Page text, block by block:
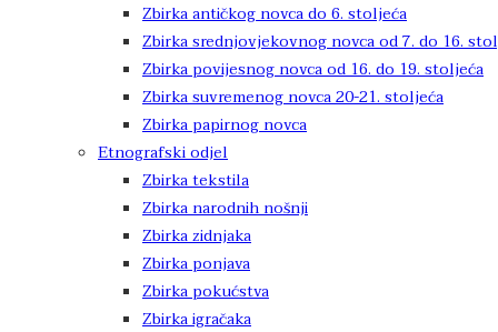
Zbirka antičkog novca do 6. stoljeća
Zbirka srednjovjekovnog novca od 7. do 16.
Zbirka povijesnog novca od 16. do 19. stoljeća
Zbirka suvremenog novca 20-21. stoljeća
Zbirka papirnog novca
Etnografski odjel
Zbirka tekstila
Zbirka narodnih nošnji
Zbirka zidnjaka
Zbirka ponjava
Zbirka pokućstva
Zbirka igračaka